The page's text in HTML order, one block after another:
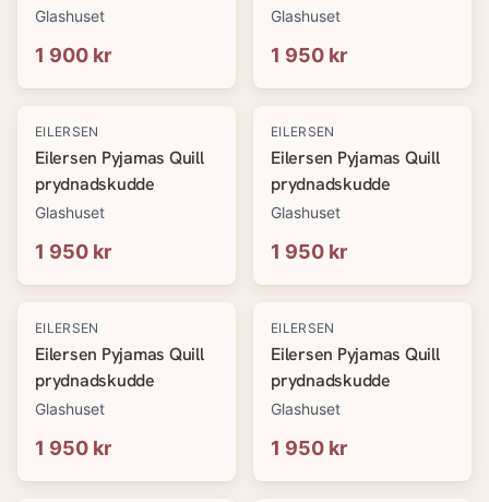
Glashuset
1 900 kr
Glashuset
1 950 kr
EILERSEN
Eilersen Pyjamas Quill
prydnadskudde
Glashuset
1 950 kr
EILERSEN
Eilersen Pyjamas Quill
prydnadskudde
Glashuset
1 950 kr
EILERSEN
Eilersen Pyjamas Quill
prydnadskudde
Glashuset
1 950 kr
EILERSEN
Eilersen Pyjamas Quill
prydnadskudde
Glashuset
1 950 kr